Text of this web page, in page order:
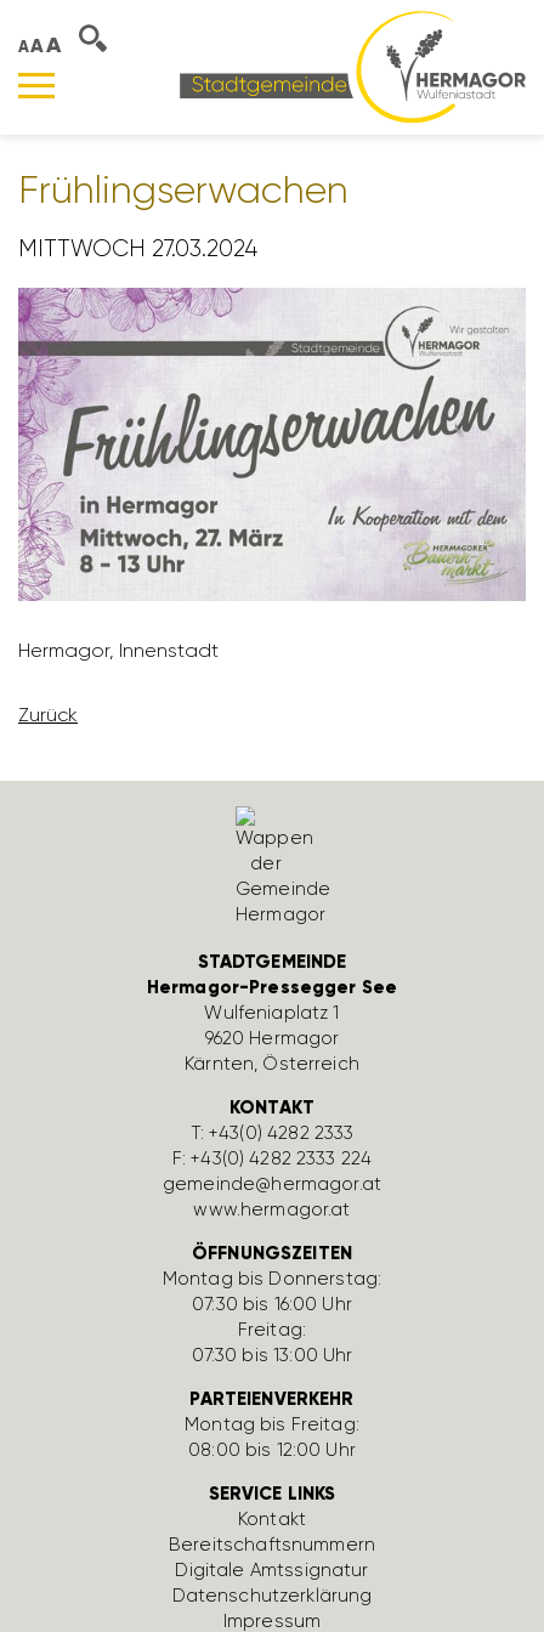
AAA
Früh­lings­er­wa­chen
MITTWOCH 27.03.2024
Hermagor, Innen­stadt
Zurück
STADTGEMEINDE
Hermagor-Pressegger See
Wulfe­nia­platz 1
9620 Hermagor
Kärnten, Öster­reich
KONTAKT
T:+43(0) 4282 2333
F: +43(0) 4282 2333 224
gemeinde@hermagor.at
www.hermagor.at
ÖFFNUNGSZEITEN
Montag bis Donnerstag:
07:30 bis 16:00 Uhr
Freitag:
07:30 bis 13:00 Uhr
PARTEIENVERKEHR
Montag bis Freitag:
08:00 bis 12:00 Uhr
SERVICE LINKS
Kontakt
Bereit­schafts­num­mern
Digi­tale Amts­si­gnatur
Daten­schutz­er­klä­rung
Impressum